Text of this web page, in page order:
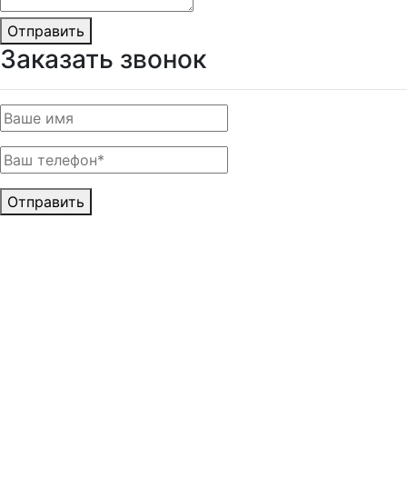
Отправить
Заказать звонок
Отправить